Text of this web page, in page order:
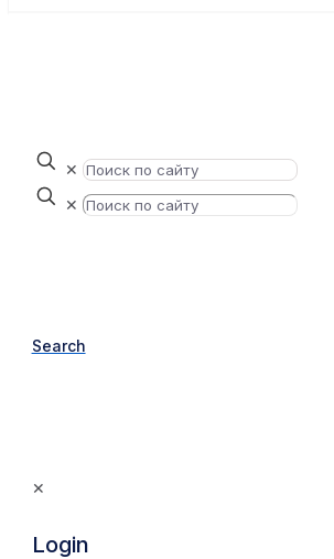
✕
✕
Search
✕
Login